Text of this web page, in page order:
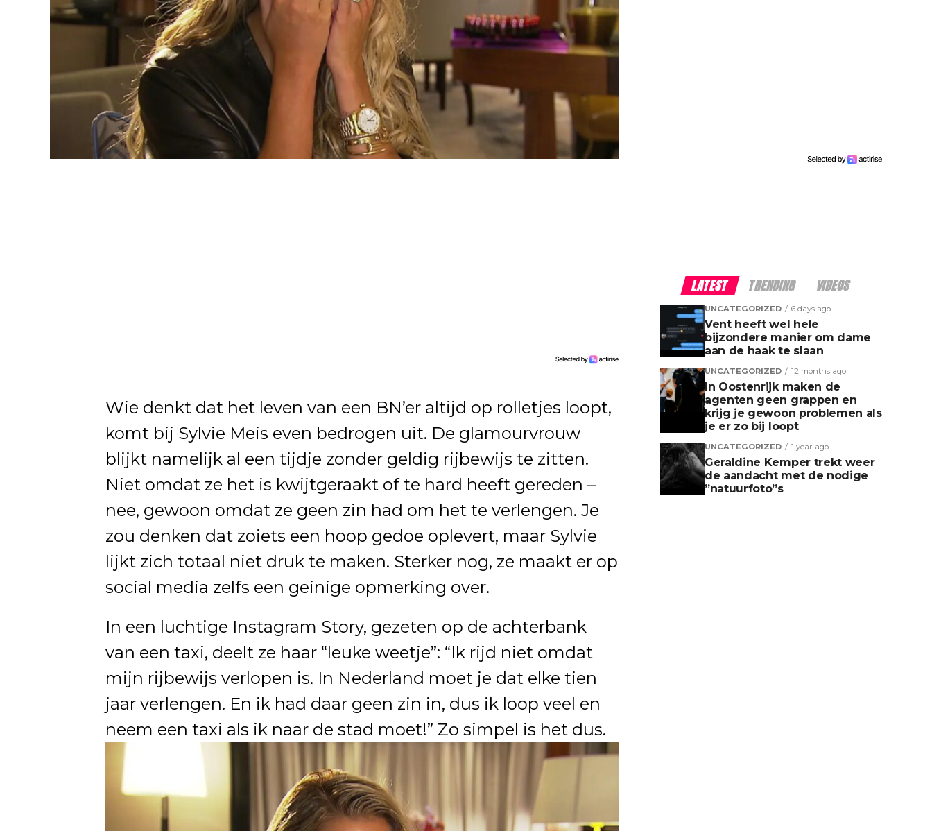
Wie denkt dat het leven van een BN’er altijd op rolletjes loopt,
komt bij Sylvie Meis even bedrogen uit. De glamourvrouw
blijkt namelijk al een tijdje zonder geldig rijbewijs te zitten.
Niet omdat ze het is kwijtgeraakt of te hard heeft gereden –
nee, gewoon omdat ze geen zin had om het te verlengen. Je
zou denken dat zoiets een hoop gedoe oplevert, maar Sylvie
lijkt zich totaal niet druk te maken. Sterker nog, ze maakt er op
social media zelfs een geinige opmerking over.
In een luchtige Instagram Story, gezeten op de achterbank
van een taxi, deelt ze haar “leuke weetje”: “Ik rijd niet omdat
mijn rijbewijs verlopen is. In Nederland moet je dat elke tien
jaar verlengen. En ik had daar geen zin in, dus ik loop veel en
neem een taxi als ik naar de stad moet!” Zo simpel is het dus.
LATEST TRENDING VIDEOS
UNCATEGORIZED 6 days ago
Vent heeft wel hele
bijzondere manier om dame
aan de haak te slaan
UNCATEGORIZED 12 months ago
In Oostenrijk maken de
agenten geen grappen en
krijg je gewoon problemen als
je er zo bij loopt
UNCATEGORIZED 1 year ago
Geraldine Kemper trekt weer
de aandacht met de nodige
”natuurfoto”s